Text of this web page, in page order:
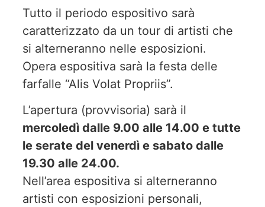
Tutto il periodo espositivo sarà
caratterizzato da un tour di artisti che
si alterneranno nelle esposizioni.
Opera espositiva sarà la festa delle
farfalle “Alis Volat Propriis”.
L’apertura (provvisoria) sarà il
mercoledì dalle 9.00 alle 14.00 e tutte
le serate del venerdì e sabato dalle
19.30 alle 24.00.
Nell’area espositiva si alterneranno
artisti con esposizioni personali,